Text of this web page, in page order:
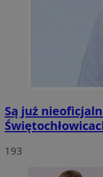
Są już
193